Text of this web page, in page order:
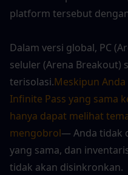
platform tersebut
Dalam versi global, PC
seluler (Arena Breakout)
terisolasi.Meskipun
Infinite Pass yang sama
hanya dapat melihat
mengobrol— Anda tidak
yang sama, dan
tidak akan disinkronkan.